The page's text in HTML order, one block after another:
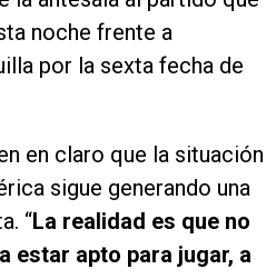
noche frente a
por la sexta fecha de
en claro que la situación
sigue generando una
“La realidad es que no
estar apto para jugar, a